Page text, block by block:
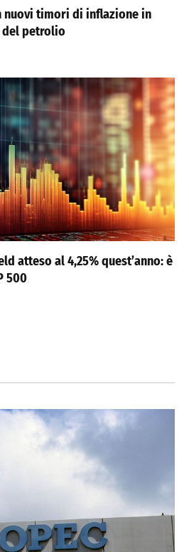
nuovi timori di inflazione in
del petrolio
atteso al 4,25% quest’anno: è
500